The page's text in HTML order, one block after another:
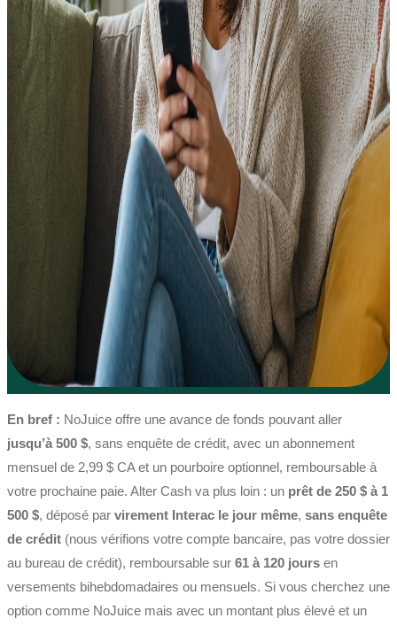
En bref : NoJuice offre une avance de fonds pouvant aller
jusqu’à 500 $, sans enquête de crédit, avec un abonnement
mensuel de 2,99 $ CA et un pourboire optionnel, remboursable à
votre prochaine paie. Alter Cash va plus loin : un prêt de 250 $ à 1
500 $, déposé par virement Interac le jour même, sans enquête
de crédit (nous vérifions votre compte bancaire, pas votre dossier
au bureau de crédit), remboursable sur 61 à 120 jours en
versements bihebdomadaires ou mensuels. Si vous cherchez une
option comme NoJuice mais avec un montant plus élevé et un